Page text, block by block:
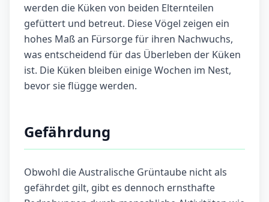
werden die Küken von beiden Elternteilen
gefüttert und betreut. Diese Vögel zeigen ein
hohes Maß an Fürsorge für ihren Nachwuchs,
was entscheidend für das Überleben der Küken
ist. Die Küken bleiben einige Wochen im Nest,
bevor sie flügge werden.
Gefährdung
Obwohl die Australische Grüntaube nicht als
gefährdet gilt, gibt es dennoch ernsthafte